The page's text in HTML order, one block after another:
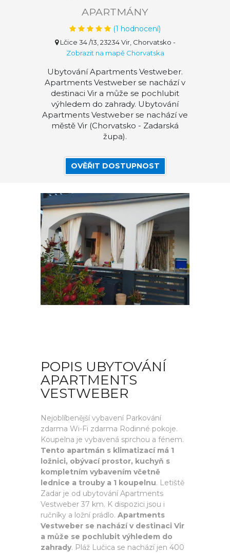
APARTMÁNY
(1 hodnocení)
Lčice 34 /13, 23234 Vir, Chorvatsko -
Zobrazit na mapě Chorvatska
Ubytování Apartments Vestweber.
Apartments Vestweber se nachází v
destinaci Vir a může se pochlubit
výhledem do zahrady. Ubytování
Apartments Vestweber se nachází ve
městě Vir (Chorvatsko - Zadarská
župa).
OVĚŘIT DOSTUPNOST
POPIS UBYTOVÁNÍ
APARTMENTS
VESTWEBER
Nejoblíbenější vybavení Parkování
zdarma Wi-Fi zdarma Rodinné pokoje.
Koupelna je vybavená sprchou a fénem.
Tento apartmán s klimatizací má 1
ložnici, obývací prostor, kuchyň s
kompletním vybavením včetně
lednice a trouby a 1 koupelnu. Letiště
Zadar je od ubytování Apartments
Vestweber 37 km. K dispozici jsou i
ručníky a ložní prádlo. Apartments
Vestweber se nachází v destinaci Vir
a může se pochlubit výhledem do
zahrady. Pláž Lučica se nachází jen 400